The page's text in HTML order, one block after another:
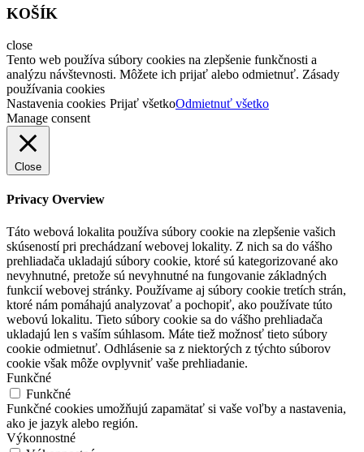
KOŠÍK
close
Tento web používa súbory cookies na zlepšenie funkčnosti a
analýzu návštevnosti. Môžete ich prijať alebo odmietnuť. Zásady
používania cookies
Nastavenia cookies Prijať všetkoOdmietnuť všetko
Manage consent
Close
Privacy Overview
Táto webová lokalita používa súbory cookie na zlepšenie vašich
skúseností pri prechádzaní webovej lokality. Z nich sa do vášho
prehliadača ukladajú súbory cookie, ktoré sú kategorizované ako
nevyhnutné, pretože sú nevyhnutné na fungovanie základných
funkcií webovej stránky. Používame aj súbory cookie tretích strán,
ktoré nám pomáhajú analyzovať a pochopiť, ako používate túto
webovú lokalitu. Tieto súbory cookie sa do vášho prehliadača
ukladajú len s vaším súhlasom. Máte tiež možnosť tieto súbory
cookie odmietnuť. Odhlásenie sa z niektorých z týchto súborov
cookie však môže ovplyvniť vaše prehliadanie.
Funkčné
Funkčné
Funkčné cookies umožňujú zapamätať si vaše voľby a nastavenia,
ako je jazyk alebo región.
Výkonnostné